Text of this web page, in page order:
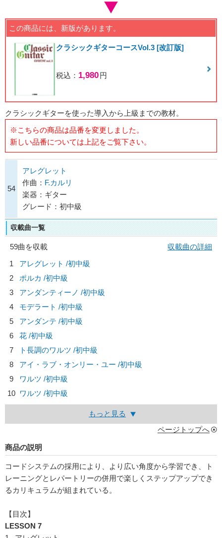
この商品には、新版があります。
クラシックギターコースVol.3 [改訂版]
税込： 1,980円
クラシックギターを使った導入から上級までの教材。
※こちらの商品は品番を変更しました。
新しい品番については上記をご覧下さい。
54
アレグレット
作曲： F.カルリ
楽器：ギター
グレード：初中級
収載曲一覧
59曲を収載
収載曲の詳細
1
アレグレット /初中級
2
ポルカ /初中級
3
アンダンティーノ /初中級
4
モデラート /初中級
5
アンダンテ /初中級
6
花 /初中級
7
ト長調のワルツ /初中級
8
アイ・ラブ・オンリー・ユー /初中級
9
ワルツ /初中級
10 ワルツ /初中級
もっと見る
ページトップへ
商品の説明
コードシステムの採用により、より広い角度から学習でき、ト
レーニングとレパートリーの併用で楽しくステップアップでき
るカリキュラムが組まれている。
【目次】
LESSON 7